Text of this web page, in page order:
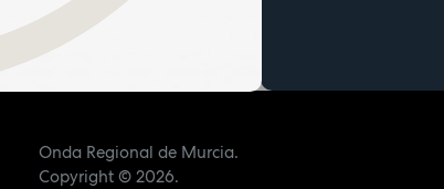
Onda Regional de Murcia.
Copyright© 2026.